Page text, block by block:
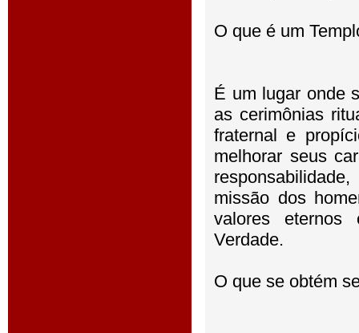
O que é um
É um lugar onde
as cerimônias
fraternal e
melhorar seus
missão dos
valores eternos
Verdade.
O que se obtém